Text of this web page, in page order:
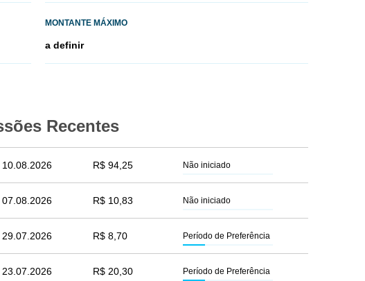
MONTANTE MÁXIMO
a definir
Recentes
10.08.2026 R$ 94,25 Não iniciado
07.08.2026 R$ 10,83 Não iniciado
29.07.2026 R$ 8,70 Período de Preferência
23.07.2026 R$ 20,30 Período de Preferência